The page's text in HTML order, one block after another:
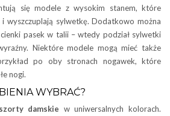
się modele z wysokim stanem, które
wyszczuplają sylwetkę. Dodatkowo można
pasek w talii – wtedy podział sylwetki
Niektóre modele mogą mieć także
po oby stronach nogawek, które
nogi.
WYBRAĆ?
damskie w uniwersalnych kolorach.